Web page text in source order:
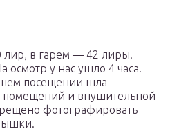
лир, в гарем — 42 лиры.
у нас ушло 4 часа.
посещении шла
помещений и внушительной
фотографировать